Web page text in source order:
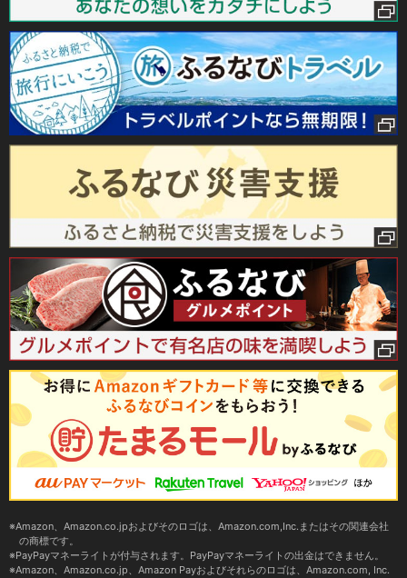
Amazon、Amazon.co.jpおよびそのロゴは、Amazon.com,Inc.またはその関連会社
の商標です。
PayPayマネーライトが付与されます。PayPayマネーライトの出金はできません。
Amazon、Amazon.co.jp、Amazon Payおよびそれらのロゴは、Amazon.com, Inc.